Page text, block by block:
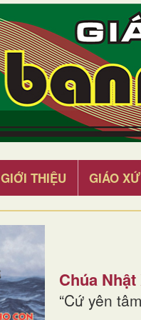
GIỚI THIỆU GIÁO XỨ
Chúa
“Cứ yên